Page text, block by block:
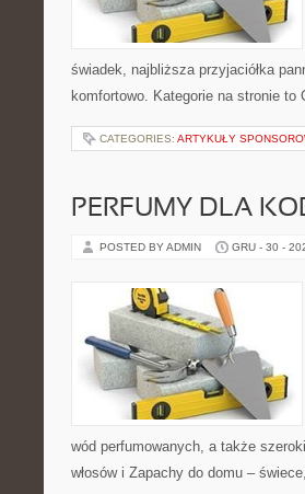
świadek, najbliższa przyjaciółka
komfortowo. Kategorie na stronie
CATEGORIES: ARTYKUŁY
PERFUMY DLA
POSTED BY ADMIN GRU - 30 -
wód perfumowanych, a także
włosów i Zapachy do domu –